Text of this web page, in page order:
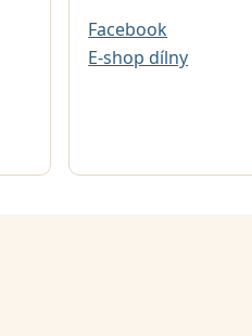
Facebook
E-shop dílny